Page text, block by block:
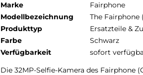
Marke
Fairphone
Modellbezeichnung
The Fairphone
Produkttyp
Ersatzteile &
Farbe
Schwarz
Verfügbarkeit
sofort
Die 32MP-Selfie-Kamera des Fairphone